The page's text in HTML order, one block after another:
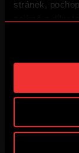
stránek,
reklamu na
cookies a
„Podrobném
kdykoliv
KVĚTEN